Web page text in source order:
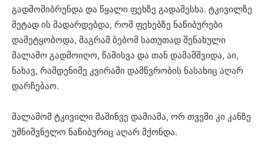
გადმომიბრუნდა და წყალი ფეხზე გადამესხა. ტკივილზე
მეტად ის მადარდებდა, რომ ფეხებზე ნაწიბურები
დამეტყობოდა, მაგრამ ბებომ სათუთად შენახული
მალამო გადმოიღო, წამისვა და თან დამამშვიდა, აი,
ნახავ, რამდენიმე კვირაში დამწვრობის ნასახიც აღარ
დარჩებაო.
მალამომ ტკივილი მაშინვე დამიამა, ორ თვეში კი კანზე
უმნიშვნელო ნაწიბურიც აღარ მქონდა.